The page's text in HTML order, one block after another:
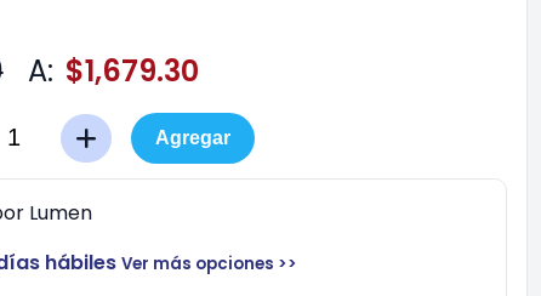
A: $1,679.30
Agregar
Lumen
hábiles Ver más opciones >>